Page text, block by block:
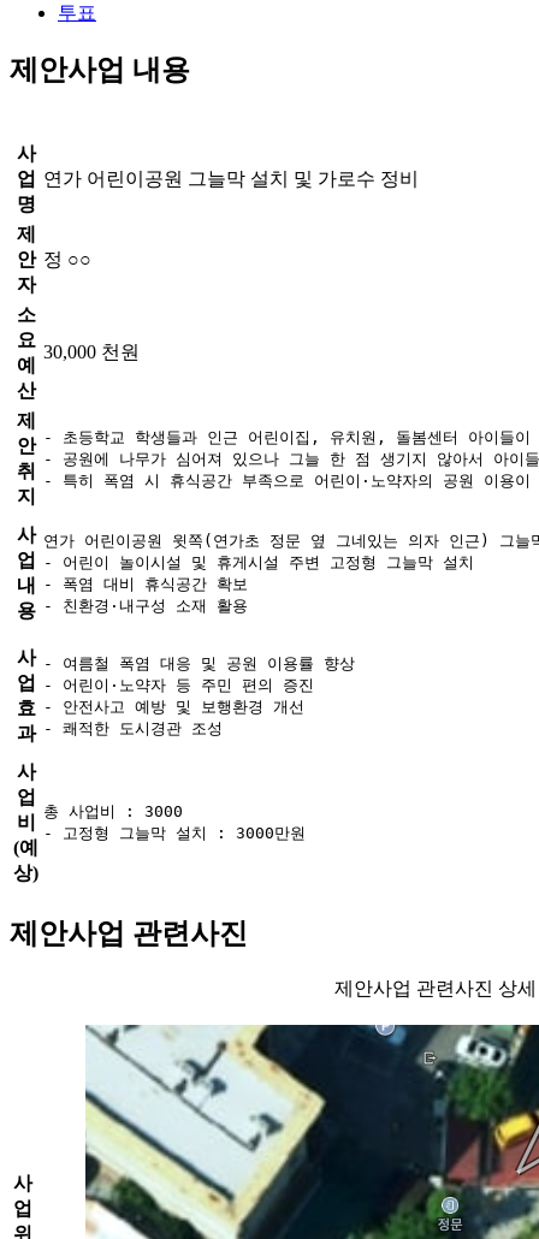
투표
제안사업 내용
사
업
명
연가 어린이공원 그늘막 설치 및 가로수 정비
제
안
자
정 ○○
소
요
예
산
30,000 천원
제
안
취
지
- 초등학교 학생들과 인근 어린이집, 유치원, 돌봄센터 아이들
- 공원에 나무가 심어져 있으나 그늘 한 점 생기지 않아서 아
- 특히 폭염 시 휴식공간 부족으로 어린이·노약자의 공원 이용
사
업
내
용
연가 어린이공원 윗쪽(연가초 정문 옆 그네있는 의자 인근) 그늘
- 어린이 놀이시설 및 휴게시설 주변 고정형 그늘막 설치
- 폭염 대비 휴식공간 확보
- 친환경·내구성 소재 활용
사
업
효
과
- 여름철 폭염 대응 및 공원 이용률 향상
- 어린이·노약자 등 주민 편의 증진
- 안전사고 예방 및 보행환경 개선
- 쾌적한 도시경관 조성
사
업
비
(예
상)
총 사업비 : 3000
제안사업 관련사진
제안사업 관련사진 상
사
업
위